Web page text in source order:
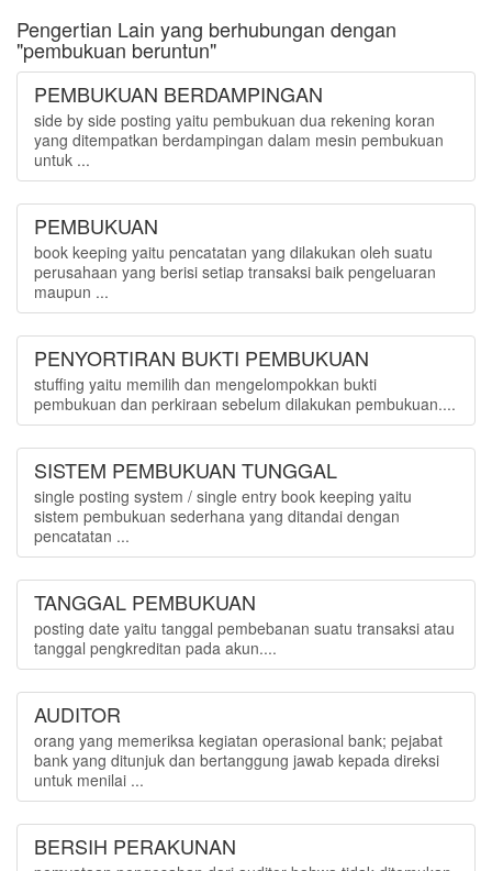
Pengertian Lain yang berhubungan dengan
"pembukuan beruntun"
PEMBUKUAN BERDAMPINGAN
side by side posting yaitu pembukuan dua rekening koran
yang ditempatkan berdampingan dalam mesin pembukuan
untuk ...
PEMBUKUAN
book keeping yaitu pencatatan yang dilakukan oleh suatu
perusahaan yang berisi setiap transaksi baik pengeluaran
maupun ...
PENYORTIRAN BUKTI PEMBUKUAN
stuffing yaitu memilih dan mengelompokkan bukti
pembukuan dan perkiraan sebelum dilakukan pembukuan....
SISTEM PEMBUKUAN TUNGGAL
single posting system / single entry book keeping yaitu
sistem pembukuan sederhana yang ditandai dengan
pencatatan ...
TANGGAL PEMBUKUAN
posting date yaitu tanggal pembebanan suatu transaksi atau
tanggal pengkreditan pada akun....
AUDITOR
orang yang memeriksa kegiatan operasional bank; pejabat
bank yang ditunjuk dan bertanggung jawab kepada direksi
untuk menilai ...
BERSIH PERAKUNAN